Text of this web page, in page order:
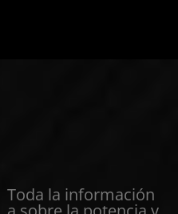
Toda la información